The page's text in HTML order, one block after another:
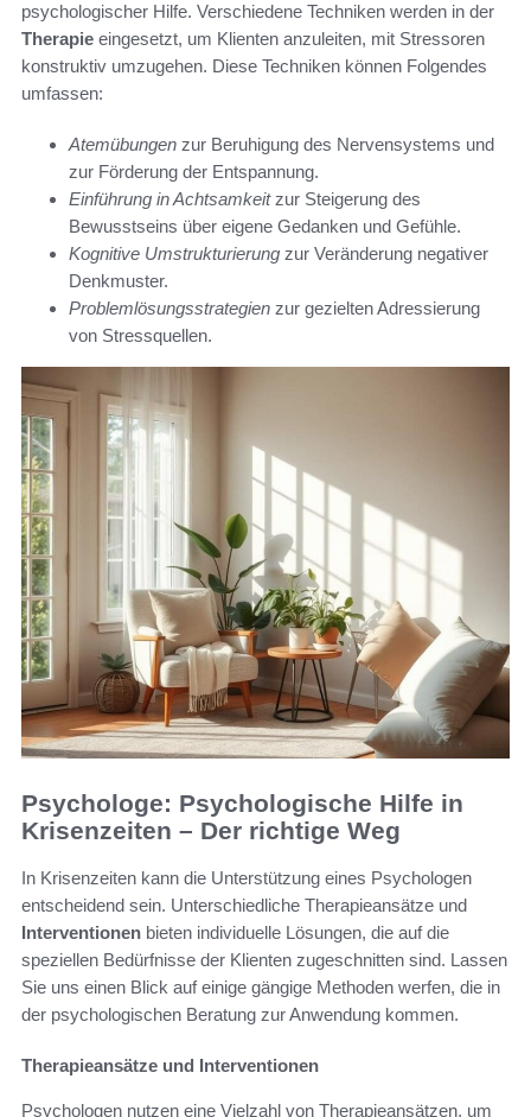
psychologischer Hilfe. Verschiedene Techniken werden in der
Therapie eingesetzt, um Klienten anzuleiten, mit Stressoren
konstruktiv umzugehen. Diese Techniken können Folgendes
umfassen:
Atemübungen zur Beruhigung des Nervensystems und
zur Förderung der Entspannung.
Einführung in Achtsamkeitzur Steigerung des
Bewusstseins über eigene Gedanken und Gefühle.
Kognitive Umstrukturierung zur Veränderung negativer
Denkmuster.
Problemlösungsstrategien zur gezielten Adressierung
von Stressquellen.
Psychologe: Psychologische Hilfe in
Krisenzeiten – Der richtige Weg
In Krisenzeiten kann die Unterstützung eines Psychologen
entscheidend sein. Unterschiedliche Therapieansätze und
Interventionen bieten individuelle Lösungen, die auf die
speziellen Bedürfnisse der Klienten zugeschnitten sind. Lassen
Sie uns einen Blick auf einige gängige Methoden werfen, die in
der psychologischen Beratung zur Anwendung kommen.
Therapieansätze und Interventionen
Psychologen nutzen eine Vielzahl von Therapieansätzen, um